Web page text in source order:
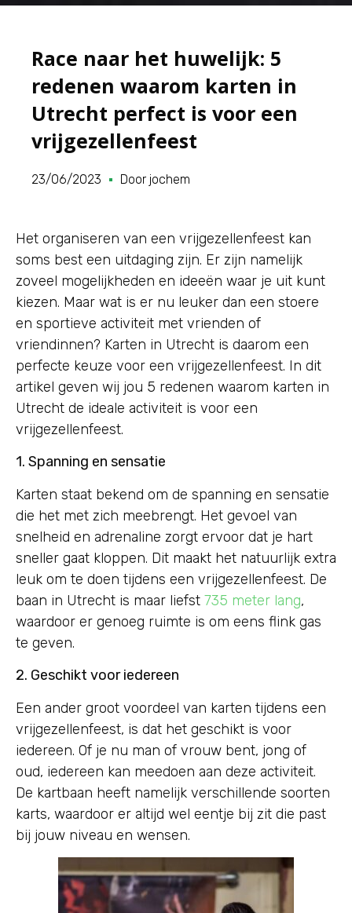
Race naar het huwelijk: 5
redenen waarom karten in
Utrecht perfect is voor een
vrijgezellenfeest
23/06/2023 Door jochem
Het organiseren van een vrijgezellenfeest kan
soms best een uitdaging zijn. Er zijn namelijk
zoveel mogelijkheden en ideeën waar je uit kunt
kiezen. Maar wat is er nu leuker dan een stoere
en sportieve activiteit met vrienden of
vriendinnen? Karten in Utrecht is daarom een
perfecte keuze voor een vrijgezellenfeest. In dit
artikel geven wij jou 5 redenen waarom karten in
Utrecht de ideale activiteit is voor een
vrijgezellenfeest.
1. Spanning en sensatie
Karten staat bekend om de spanning en sensatie
die het met zich meebrengt. Het gevoel van
snelheid en adrenaline zorgt ervoor dat je hart
sneller gaat kloppen. Dit maakt het natuurlijk extra
leuk om te doen tijdens een vrijgezellenfeest. De
baan in Utrecht is maar liefst 735 meter lang,
waardoor er genoeg ruimte is om eens flink gas
te geven.
2. Geschikt voor iedereen
Een ander groot voordeel van karten tijdens een
vrijgezellenfeest, is dat het geschikt is voor
iedereen. Of je nu man of vrouw bent, jong of
oud, iedereen kan meedoen aan deze activiteit.
De kartbaan heeft namelijk verschillende soorten
karts, waardoor er altijd wel eentje bij zit die past
bij jouw niveau en wensen.